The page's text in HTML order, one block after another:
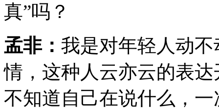
真”吗？
孟非： 我是对年轻人动
情，这种人云亦云的表
不知道自己在说什么，